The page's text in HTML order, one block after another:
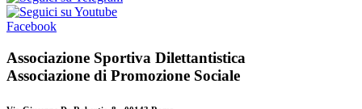
Facebook
Associazione Sportiva Dilettantistica
Associazione di Promozione Sociale